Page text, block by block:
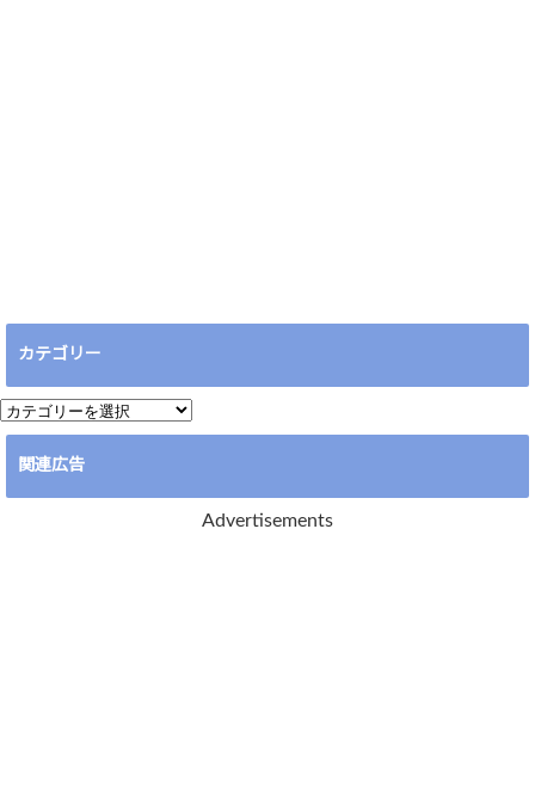
カテゴリー
カ
テ
リ
関連広告
Advertisements